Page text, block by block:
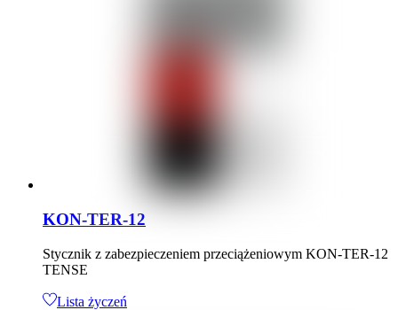
KON-TER-12
Stycznik z zabezpieczeniem przeciążeniowym KON-TER-12
TENSE
Lista życzeń